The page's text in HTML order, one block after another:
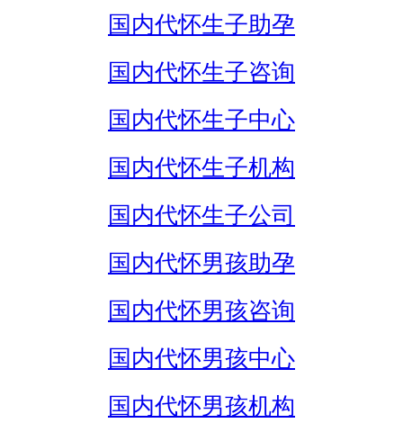
国内代怀生子助孕
国内代怀生子咨询
国内代怀生子中心
国内代怀生子机构
国内代怀生子公司
国内代怀男孩助孕
国内代怀男孩咨询
国内代怀男孩中心
国内代怀男孩机构